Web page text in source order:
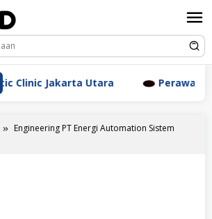
Jakarta Utara Perawat Dr.
Engineering PT Energi Automation Sistem